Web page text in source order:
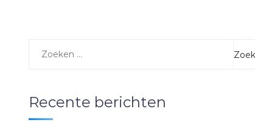
Recente berichten